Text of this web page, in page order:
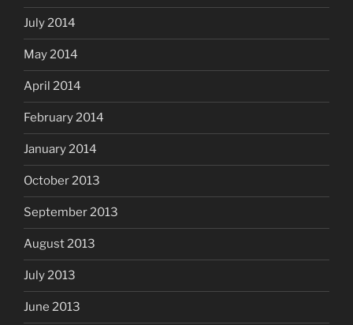
July 2014
May 2014
April 2014
February 2014
January 2014
October 2013
September 2013
August 2013
July 2013
June 2013